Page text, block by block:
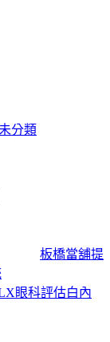
未分類
板橋當舖提
眼科評估白內